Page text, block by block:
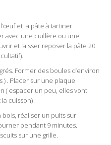
et la pâte à tartiner.
avec une cuillère ou une
et laisser reposer la pâte 20
Former des boules d’environ
) . Placer sur une plaque
( espacer un peu, elles vont
cuisson) .
réaliser un puits sur
pendant 9 minutes.
sur une grille.